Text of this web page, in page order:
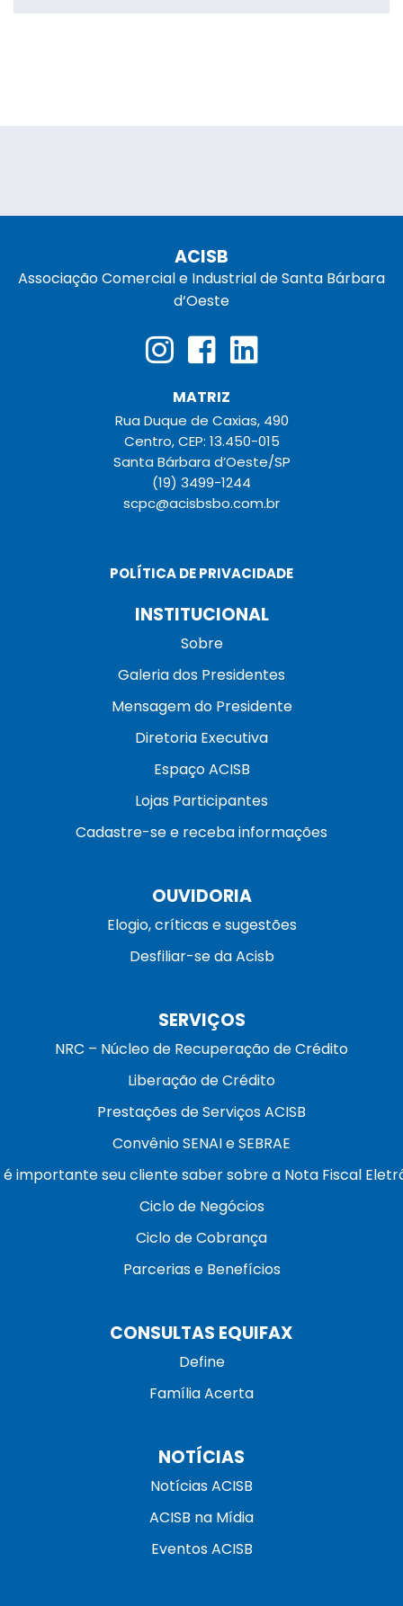
ACISB
Associação Comercial e Industrial de Santa Bárbara
d‘Oeste
MATRIZ
Rua Duque de Caxias, 490
Centro, CEP: 13.450-015
Santa Bárbara d’Oeste/SP
(19) 3499-1244
scpc@acisbsbo.com.br
POLÍTICA DE PRIVACIDADE
INSTITUCIONAL
Sobre
Galeria dos Presidentes
Mensagem do Presidente
Diretoria Executiva
Espaço ACISB
Lojas Participantes
Cadastre-se e receba informações
OUVIDORIA
Elogio, críticas e sugestões
Desfiliar-se da Acisb
SERVIÇOS
NRC – Núcleo de Recuperação de Crédito
Liberação de Crédito
Prestações de Serviços ACISB
Convênio SENAI e SEBRAE
é importante seu cliente saber sobre a Nota Fiscal
Ciclo de Negócios
Ciclo de Cobrança
Parcerias e Benefícios
CONSULTAS EQUIFAX
Define
Família Acerta
NOTÍCIAS
Notícias ACISB
ACISB na Mídia
Eventos ACISB